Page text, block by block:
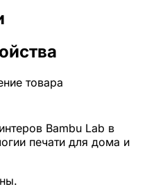
Bambu Lab в
печати для дома и